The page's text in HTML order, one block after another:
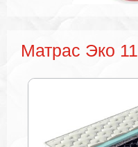
Матрас Эко 11